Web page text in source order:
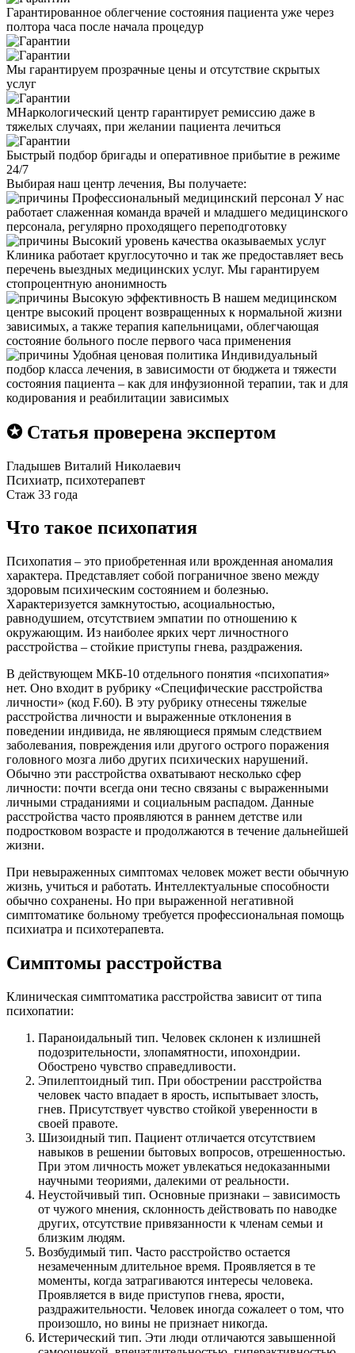
Гарантированное облегчение состояния пациента уже через
полтора часа после начала процедур
Мы гарантируем прозрачные цены и отсутствие скрытых
услуг
МНаркологический центр гарантирует ремиссию даже в
тяжелых случаях, при желании пациента лечиться
Быстрый подбор бригады и оперативное прибытие в режиме
24/7
Выбирая наш центр лечения, Вы получаете:
Профессиональный медицинский персонал У нас
работает слаженная команда врачей и младшего медицинского
персонала, регулярно проходящего переподготовку
Высокий уровень качества оказываемых услуг
Клиника работает круглосуточно и так же предоставляет весь
перечень выездных медицинских услуг. Мы гарантируем
стопроцентную анонимность
Высокую эффективность В нашем медицинском
центре высокий процент возвращенных к нормальной жизни
зависимых, а также терапия капельницами, облегчающая
состояние больного после первого часа применения
Удобная ценовая политика Индивидуальный
подбор класса лечения, в зависимости от бюджета и тяжести
состояния пациента – как для инфузионной терапии, так и для
кодирования и реабилитации зависимых
✪ Статья проверена экспертом
Гладышев Виталий Николаевич
Психиатр, психотерапевт
Стаж 33 года
Что такое психопатия
Психопатия – это приобретенная или врожденная аномалия
характера. Представляет собой пограничное звено между
здоровым психическим состоянием и болезнью.
Характеризуется замкнутостью, асоциальностью,
равнодушием, отсутствием эмпатии по отношению к
окружающим. Из наиболее ярких черт личностного
расстройства – стойкие приступы гнева, раздражения.
В действующем МКБ-10 отдельного понятия «психопатия»
нет. Оно входит в рубрику «Специфические расстройства
личности» (код F.60). В эту рубрику отнесены тяжелые
расстройства личности и выраженные отклонения в
поведении индивида, не являющиеся прямым следствием
заболевания, повреждения или другого острого поражения
головного мозга либо других психических нарушений.
Обычно эти расстройства охватывают несколько сфер
личности: почти всегда они тесно связаны с выраженными
личными страданиями и социальным распадом. Данные
расстройства часто проявляются в раннем детстве или
подростковом возрасте и продолжаются в течение дальнейшей
жизни.
При невыраженных симптомах человек может вести обычную
жизнь, учиться и работать. Интеллектуальные способности
обычно сохранены. Но при выраженной негативной
симптоматике больному требуется профессиональная помощь
психиатра и психотерапевта.
Симптомы расстройства
Клиническая симптоматика расстройства зависит от типа
психопатии:
Параноидальный тип. Человек склонен к излишней
подозрительности, злопамятности, ипохондрии.
Обострено чувство справедливости.
Эпилептоидный тип. При обострении расстройства
человек часто впадает в ярость, испытывает злость,
гнев. Присутствует чувство стойкой уверенности в
своей правоте.
Шизоидный тип. Пациент отличается отсутствием
навыков в решении бытовых вопросов, отрешенностью.
При этом личность может увлекаться недоказанными
научными теориями, далекими от реальности.
Неустойчивый тип. Основные признаки – зависимость
от чужого мнения, склонность действовать по наводке
других, отсутствие привязанности к членам семьи и
близким людям.
Возбудимый тип. Часто расстройство остается
незамеченным длительное время. Проявляется в те
моменты, когда затрагиваются интересы человека.
Проявляется в виде приступов гнева, ярости,
раздражительности. Человек иногда сожалеет о том, что
произошло, но вины не признает никогда.
Истерический тип. Эти люди отличаются завышенной